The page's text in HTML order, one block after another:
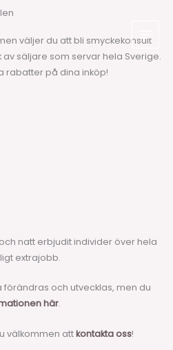
väljer du att bli smyckekonsult
säljare som servar hela Sverige.
rabatter på dina inköp!
natt erbjudit individer över hela
extrajobb.
och utvecklas, men du
här.
välkommen attkontakta oss!